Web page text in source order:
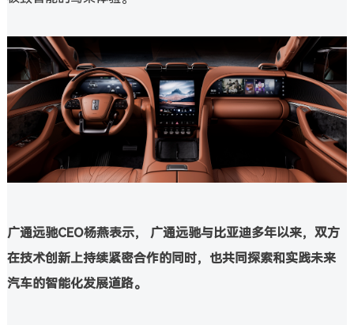
广通远驰CEO杨燕表示， 广通远驰与比亚迪多年以来，双方
在技术创新上持续紧密合作的同时，也共同探索和实践未来
汽车的智能化发展道路。